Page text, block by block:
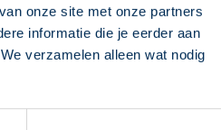
onze site met onze partners
informatie die je eerder aan
verzamelen alleen wat nodig
dan minder snel een
Heeft u last van deze